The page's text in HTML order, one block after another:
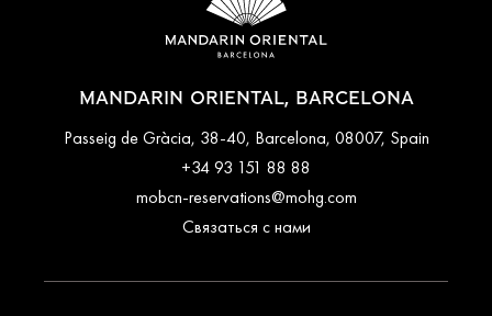
MANDARIN ORIENTAL, BARCELONA
Passeig de Gràcia, 38-40, Barcelona, 08007, Spain
+34 93 151 88 88
mobcn-reservations@mohg.com
Связаться с нами